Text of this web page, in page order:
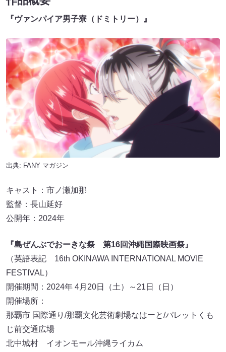
『ヴァンパイア男子寮（ドミトリー）』
出典: FANY マガジン
キャスト：市ノ瀬加那
監督：長山延好
公開年：2024年
『島ぜんぶでおーきな祭 第16回沖縄国際映画祭』
（英語表記 16th OKINAWA INTERNATIONAL MOVIE
FESTIVAL）
開催期間：2024年 4月20日（土）～21日（日）
開催場所：
那覇市 国際通り/那覇文化芸術劇場なはーと/パレットくも
じ前交通広場
北中城村 イオンモール沖縄ライカム